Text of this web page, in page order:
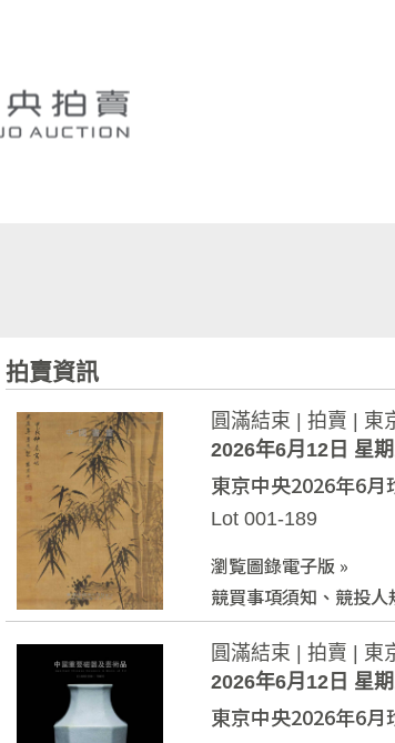
拍賣資訊
圓滿結束 | 拍賣 | 東
2026年6月12日 星
東京中央2026年6
Lot 001-189
瀏覧圖錄電子版 »
競買事項須知、競投人
圓滿結束 | 拍賣 | 東
2026年6月12日 星
東京中央2026年6